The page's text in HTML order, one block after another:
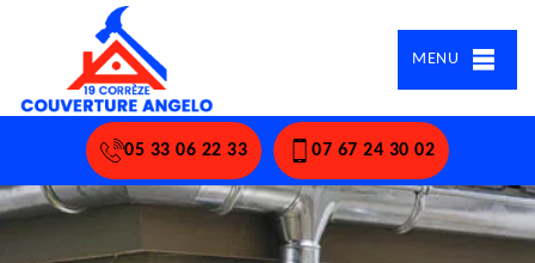
MENU
05 33 06 22 33 07 67 24 30 02